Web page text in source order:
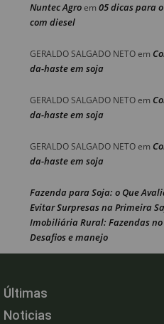
Nuntec Agroem 05 dicas para
com diesel
GERALDO SALGADO NETOem
da-haste em soja
GERALDO SALGADO NETOem
da-haste em soja
GERALDO SALGADO NETOem
da-haste em soja
Fazenda para Soja: o Que
Evitar Surpresas na Primeira
Imobiliária Rural: Fazendas no
Desafios e manejo
Últimas
Noticias